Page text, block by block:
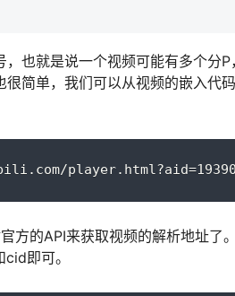
也就是说一个视频可能有多个分
简单，我们可以从视频的嵌入代
方的API来获取视频的解析地址了
即可。